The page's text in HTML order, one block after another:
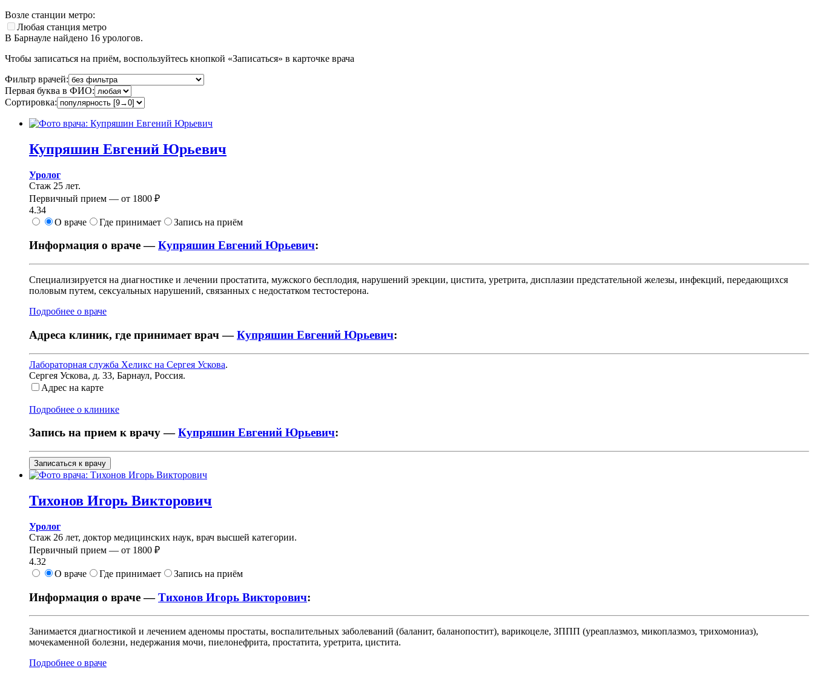
Возле станции метро:
Любая станция метро
В Барнауле найдено 16 урологов.
Чтобы записаться на приём, воспользуйтесь кнопкой «Записаться» в карточке врача
Фильтр врачей:
Первая буква в ФИО:
Сортировка:
Купряшин Евгений Юрьевич
Уролог
Стаж 25 лет.
Первичный прием — от 1800 ₽
4.34
О враче
Где принимает Запись на приём
Информация о враче —Купряшин Евгений Юрьевич:
Специализируется на диагностике и лечении простатита, мужского бесплодия, нарушений эрекции, цистита, уретрита, дисплазии предстательной железы, инфекций, передающихся
половым путем, сексуальных нарушений, связанных с недостатком тестостерона.
Подробнее о враче
Адреса клиник, где принимает врач —Купряшин Евгений Юрьевич:
Лабораторная служба Хеликс на Сергея Ускова.
Сергея Ускова, д. 33, Барнаул, Россия.
Адрес на карте
Подробнее о клинике
Запись на прием к врачу —Купряшин Евгений Юрьевич:
Записаться к врачу
Тихонов Игорь Викторович
Уролог
Стаж 26 лет, доктор медицинских наук, врач высшей категории.
Первичный прием — от 1800 ₽
4.32
О враче
Где принимает Запись на приём
Информация о враче —Тихонов Игорь Викторович:
Занимается диагностикой и лечением аденомы простаты, воспалительных заболеваний (баланит, баланопостит), варикоцеле, ЗППП (уреаплазмоз, микоплазмоз, трихомониаз),
мочекаменной болезни, недержания мочи, пиелонефрита, простатита, уретрита, цистита.
Подробнее о враче